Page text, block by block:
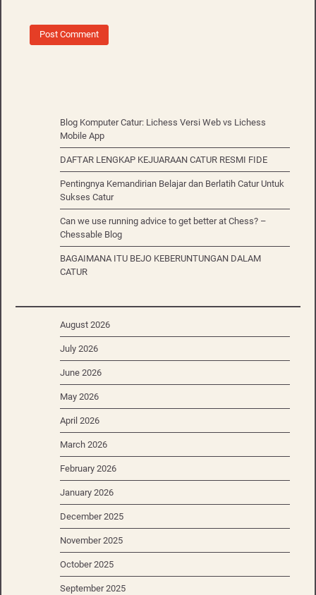
Blog Komputer Catur: Lichess Versi Web vs Lichess
Mobile App
DAFTAR LENGKAP KEJUARAAN CATUR RESMI FIDE
Pentingnya Kemandirian Belajar dan Berlatih Catur Untuk
Sukses Catur
Can we use running advice to get better at Chess? –
Chessable Blog
BAGAIMANA ITU BEJO KEBERUNTUNGAN DALAM
CATUR
August 2026
July 2026
June 2026
May 2026
April 2026
March 2026
February 2026
January 2026
December 2025
November 2025
October 2025
September 2025